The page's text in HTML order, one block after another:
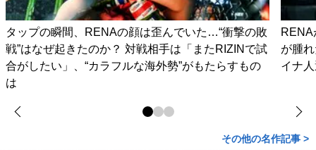
タップの瞬間、RENAの顔は歪んでいた…“衝撃の敗
戦”はなぜ起きたのか？ 対戦相手は「またRIZINで試
合がしたい」、“カラフルな海外勢”がもたらすもの
は
RENA
が腫
イナ
その他の名作記事 >